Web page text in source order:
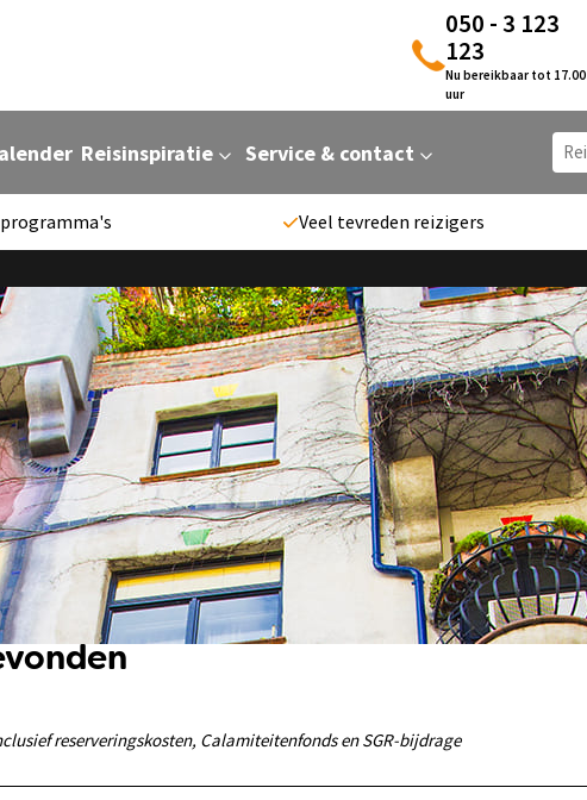
050 - 3 123
123
Nu bereikbaar tot 17.00
uur
Reisinspiratie Service & contact
Veel tevreden reizigers
reserveringskosten, Calamiteitenfonds en SGR-bijdrage